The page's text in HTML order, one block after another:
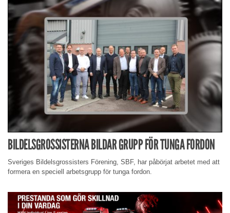
BILDELSGROSSISTERNA BILDAR GRUPP FÖR TUNGA FORDON
Sveriges Bildelsgrossisters Förening, SBF, har påbörjat arbetet med att
formera en speciell arbetsgrupp för tunga fordon.